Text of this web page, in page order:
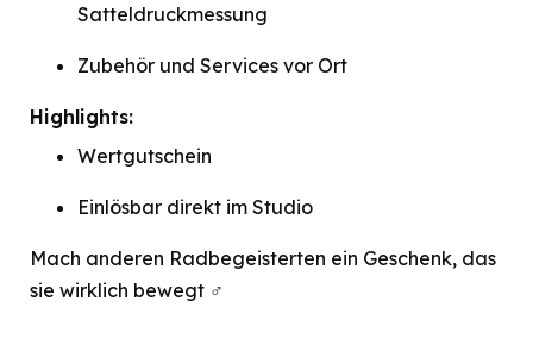
Satteldruckmessung
Zubehör und Services vor Ort
Highlights:
Wertgutschein
Einlösbar direkt im Studio
Mach anderen Radbegeisterten ein Geschenk, das
sie wirklich bewegt ‍♂️